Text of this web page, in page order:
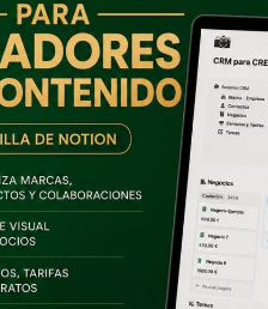
nostálgica…
pantalón de
Y sigue ahí…
aquíy